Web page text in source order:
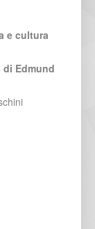
e cultura
Edmund